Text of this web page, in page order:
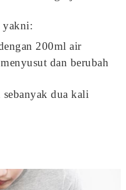
yakni:
200ml air
dan berubah
dua kali